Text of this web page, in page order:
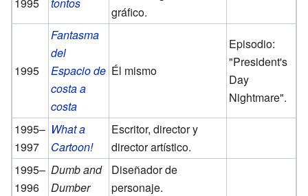
gráfico.
1995
Fantasma
del
Espacio de
costa a
costa
Él mismo
Episodio:
"President's
Day
Nightmare".
1995–
1997
What a
Cartoon!
Escritor, director y
director artístico.
1995–
1996
Dumb and
Dumber
Diseñador de
personaje.